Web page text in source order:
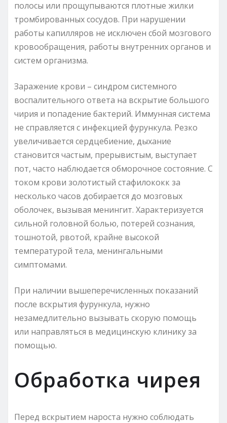
полосы или прощупываются плотные жилки
тромбированных сосудов. При нарушении
работы капилляров не исключен сбой мозгового
кровообращения, работы внутренних органов и
систем организма.
Заражение крови – синдром системного
воспалительного ответа на вскрытие большого
чирия и попадение бактерий. Иммунная система
не справляется с инфекцией фурункула. Резко
увеличивается сердцебиение, дыхание
становится частым, прерывистым, выступает
пот, часто наблюдается обморочное состояние. С
током крови золотистый стафилококк за
несколько часов добирается до мозговых
оболочек, вызывая менингит. Характеризуется
сильной головной болью, потерей сознания,
тошнотой, рвотой, крайне высокой
температурой тела, менингальными
симптомами.
При наличии вышеперечисленных показаний
после вскрытия фурункула, нужно
незамедлительно вызывать скорую помощь
или направляться в медицинскую клинику за
помощью.
Обработка чирея
Перед вскрытием нароста нужно соблюдать